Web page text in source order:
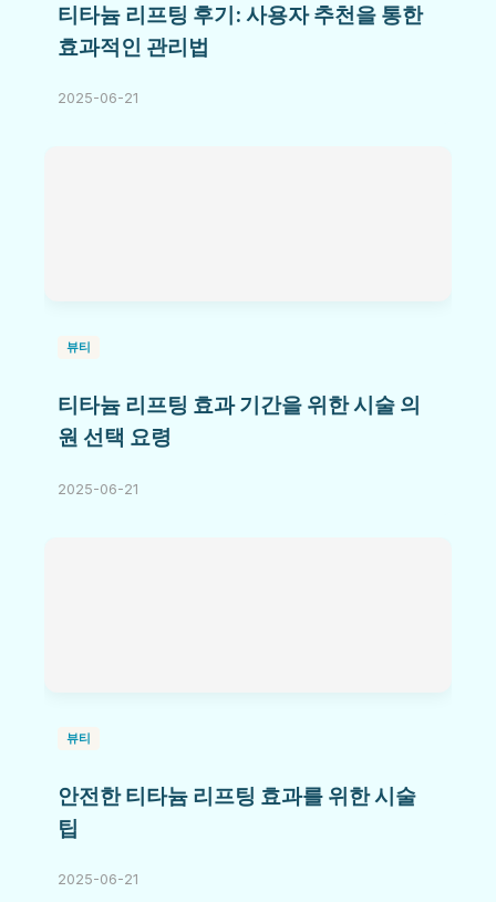
티타늄 리프팅 후기: 사용자 추천을 통한
효과적인 관리법
2025-06-21
뷰티
티타늄 리프팅 효과 기간을 위한 시술 의
원 선택 요령
2025-06-21
뷰티
안전한 티타늄 리프팅 효과를 위한 시술
팁
2025-06-21